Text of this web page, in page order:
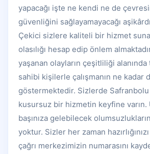
yapacağı işte ne kendi ne de
güvenliğini sağlayamayacağı
Çekici sizlere kaliteli bir hizmet
olasılığı hesap edip önlem
yaşanan olayların çeşitliliği
sahibi kişilerle çalışmanın ne kadar
göstermektedir. Sizlerde
kusursuz bir hizmetin keyfine varın.
başınıza gelebilecek
yoktur. Sizler her zaman
çağrı merkezimizin numarasını